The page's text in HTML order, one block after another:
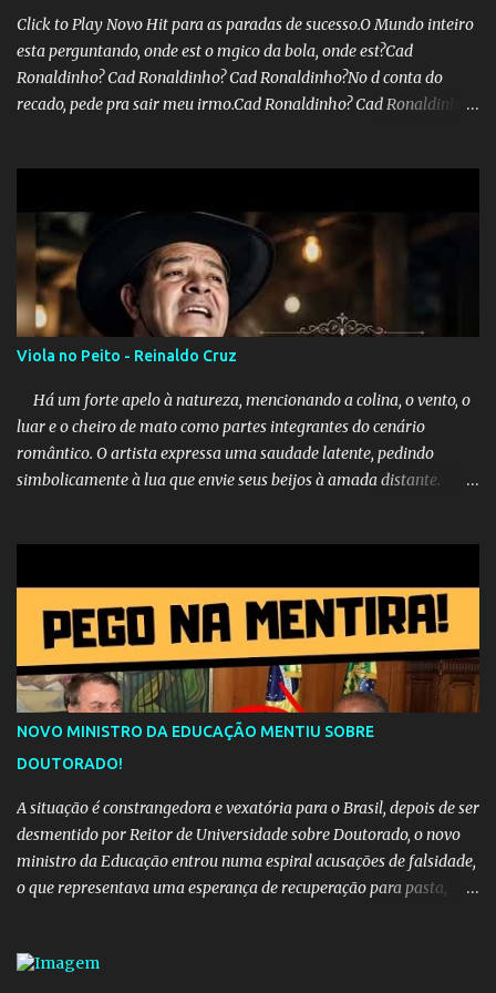
Click to Play Novo Hit para as paradas de sucesso.O Mundo inteiro
esta perguntando, onde est o mgico da bola, onde est?Cad
Ronaldinho? Cad Ronaldinho? Cad Ronaldinho?No d conta do
recado, pede pra sair meu irmo.Cad Ronaldinho? Cad Ronaldinho?
Viola no Peito - Reinaldo Cruz
Há um forte apelo à natureza, mencionando a colina, o vento, o
luar e o cheiro de mato como partes integrantes do cenário
romântico. O artista expressa uma saudade latente, pedindo
simbolicamente à lua que envie seus beijos à amada distante. A
que continuará esperando enquanto houver canções para entoar. A
obra conclui como uma promessa de fidelidade e esperança no
reencontro, unindo a tradição da viola com o sentimento universal
do amor. No geral, o vídeo apresenta uma narrativa lírica sobre a
persistência do afeto através do tempo e do espaço. YouTube
YouTube YouTube
NOVO MINISTRO DA EDUCAÇÃO MENTIU SOBRE
DOUTORADO!
A situação é constrangedora e vexatória para o Brasil, depois de ser
desmentido por Reitor de Universidade sobre Doutorado, o novo
ministro da Educação entrou numa espiral acusações de falsidade,
o que representava uma esperança de recuperação para pasta,
Educação é um dos mais importantes do governo, em um ano e